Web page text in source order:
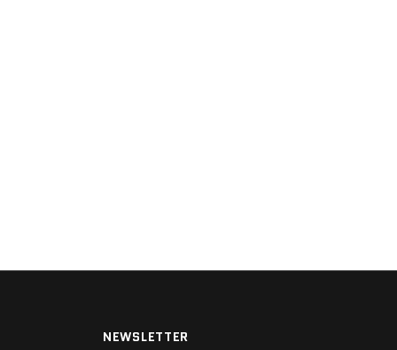
NEWSLETTER